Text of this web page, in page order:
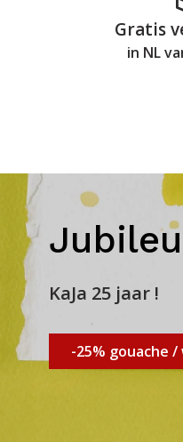
Gratis
in NL
KaJa 25 jaar !
-25% gouache